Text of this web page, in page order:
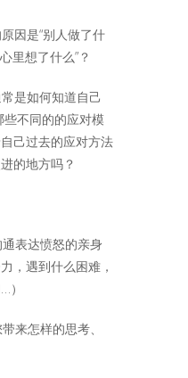
因是“别人做了什
里想了什么”？
是如何知道自己
不同的的应对模
己过去的应对方法
的地方吗？
表达愤怒的亲身
，遇到什么困难，
）
来怎样的思考、